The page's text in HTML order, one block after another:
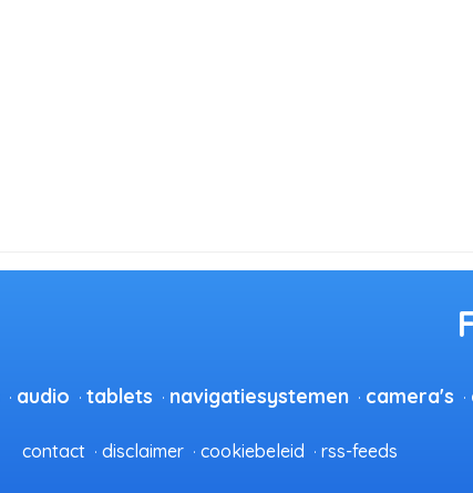
audio tablets navigatiesystemen camera's
contact disclaimer cookiebeleid rss-feeds